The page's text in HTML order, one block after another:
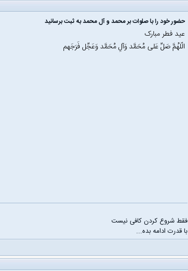
حضور خود را با صلوات بر محمد و آل محمد به ثبت برسانید
عید فطر مبارک
الّلهُمَّ صَلِّ عَلی مُحَمَّد وَآلِ مُحَمَّد وَعَجِّل فَرَجَهم
فقط شروع کردن کافی نیست
با قدرت ادامه بده...